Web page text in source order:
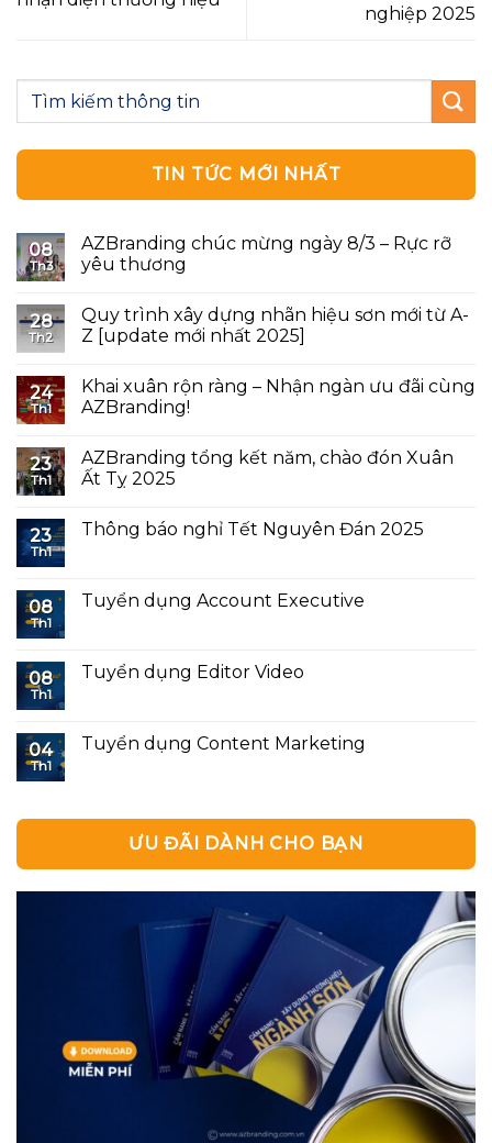
nghiệp 2025
TIN TỨC MỚI NHẤT
08
Th3
AZBranding chúc mừng ngày 8/3 – Rực rỡ
yêu thương
28
Th2
Quy trình xây dựng nhãn hiệu sơn mới từ A-
Z [update mới nhất 2025]
24
Th1
Khai xuân rộn ràng – Nhận ngàn ưu đãi cùng
AZBranding!
23
Th1
AZBranding tổng kết năm, chào đón Xuân
Ất Tỵ 2025
23
Th1
Thông báo nghỉ Tết Nguyên Đán 2025
08
Th1
Tuyển dụng Account Executive
08
Th1
Tuyển dụng Editor Video
04
Th1
Tuyển dụng Content Marketing
ƯU ĐÃI DÀNH CHO BẠN